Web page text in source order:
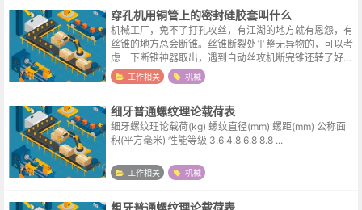
穿孔机用铜管上的密封硅胶套叫什么
机械工厂，免不了打孔攻丝，有江湖的地方就有恩怨，有
丝锥的地方总会断锥。丝锥断裂处平整无异物的，可以考
虑一下断锥神器取出，遇到自动丝攻机断完锥还转了好几
圈的，连缝隙处都被堵塞，就只能上穿孔机了。单位的穿
孔机效率不高，某天设备维修的时候顺...
工作相关 机械
细牙普通螺纹理论载荷表
细牙螺纹理论载荷(kg) 螺纹直径(mm) 螺距(mm) 公称面
积(平方毫米) 性能等级 3.6 4.8 6.8 8.8 ...
工作相关 机械
粗牙普通螺纹理论载荷表